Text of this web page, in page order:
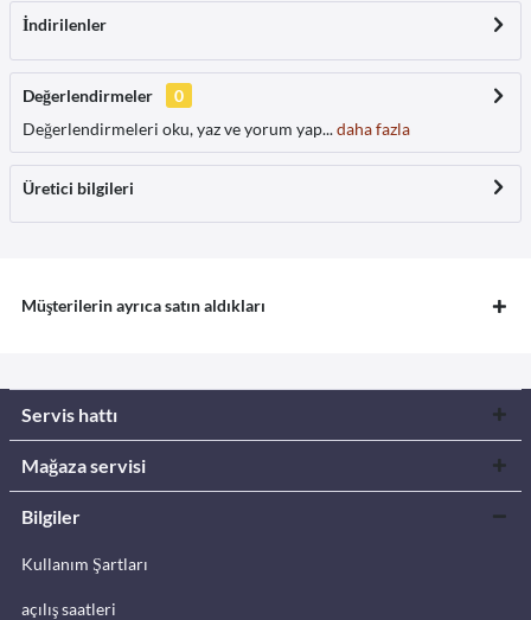
İndirilenler
Değerlendirmeler
0
Değerlendirmeleri oku, yaz ve yorum yap...daha fazla
Üretici bilgileri
Müşterilerin ayrıca satın aldıkları
Servis hattı
Mağaza servisi
Bilgiler
Kullanım Şartları
açılış saatleri